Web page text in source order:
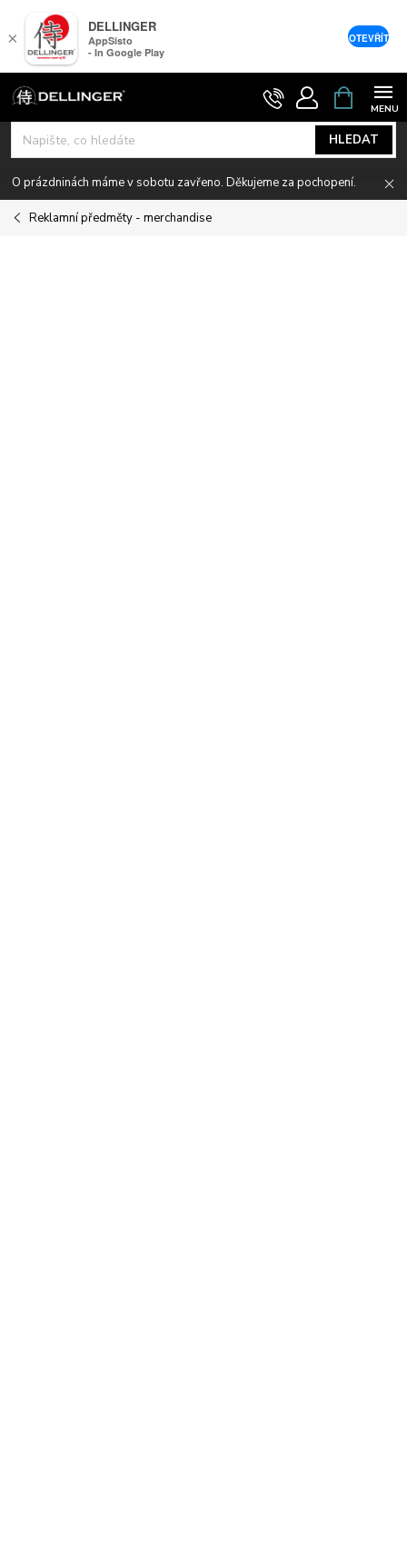
Přejít
na
obsah
HLEDAT
NÁKUPNÍ
KOŠÍK
O prázdninách máme v sobotu zavřeno. Děkujeme za pochopení.
Reklamní předměty - merchandise
×
DELLINGER
AppSisto
- In Google Play
OTEVŘÍT